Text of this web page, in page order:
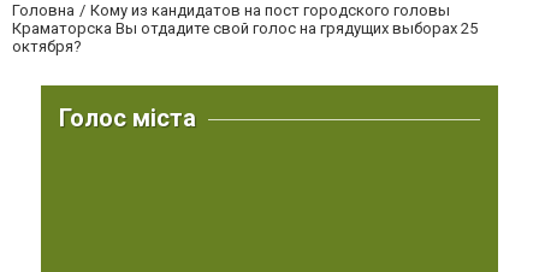
Головна
Кому из кандидатов на пост городского головы
Краматорска Вы отдадите свой голос на грядущих выборах 25
октября?
Голос міста